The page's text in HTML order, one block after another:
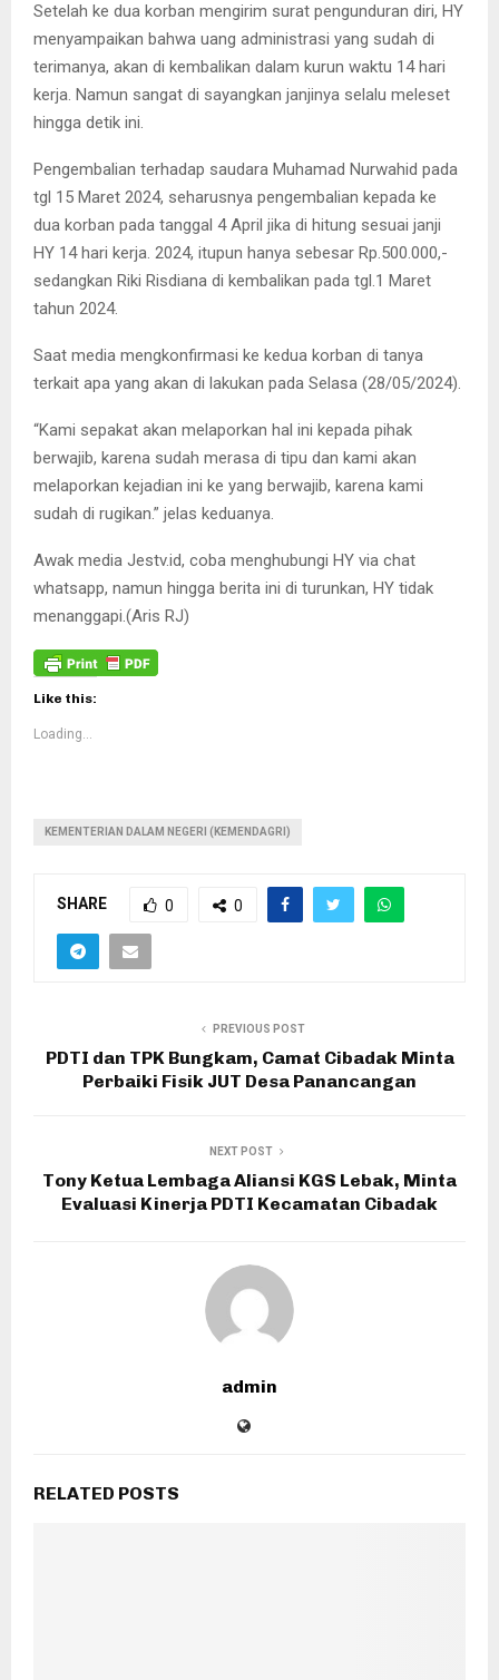
Setelah ke dua korban mengirim surat pengunduran diri, HY
menyampaikan bahwa uang administrasi yang sudah di
terimanya, akan di kembalikan dalam kurun waktu 14 hari
kerja. Namun sangat di sayangkan janjinya selalu meleset
hingga detik ini.
Pengembalian terhadap saudara Muhamad Nurwahid pada
tgl 15 Maret 2024, seharusnya pengembalian kepada ke
dua korban pada tanggal 4 April jika di hitung sesuai janji
HY 14 hari kerja. 2024, itupun hanya sebesar Rp.500.000,-
sedangkan Riki Risdiana di kembalikan pada tgl.1 Maret
tahun 2024.
Saat media mengkonfirmasi ke kedua korban di tanya
terkait apa yang akan di lakukan pada Selasa (28/05/2024).
“Kami sepakat akan melaporkan hal ini kepada pihak
berwajib, karena sudah merasa di tipu dan kami akan
melaporkan kejadian ini ke yang berwajib, karena kami
sudah di rugikan.” jelas keduanya.
Awak media Jestv.id, coba menghubungi HY via chat
whatsapp, namun hingga berita ini di turunkan, HY tidak
menanggapi.(Aris RJ)
Like this:
Loading...
KEMENTERIAN DALAM NEGERI (KEMENDAGRI)
SHARE 0 0
PREVIOUS POST
PDTI dan TPK Bungkam, Camat Cibadak Minta
Perbaiki Fisik JUT Desa Panancangan
NEXT POST
Tony Ketua Lembaga Aliansi KGS Lebak, Minta
Evaluasi Kinerja PDTI Kecamatan Cibadak
admin
RELATED POSTS